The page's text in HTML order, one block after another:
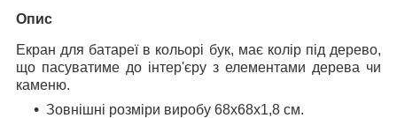
Опис
Екран для батареї в кольорі бук, має колір під дерево,
що пасуватиме до інтер'єру з елементами дерева чи
каменю.
Зовнішні розміри виробу 68х68х1,8 см.